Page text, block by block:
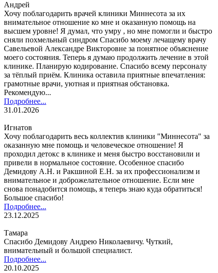
Андрей
Хочу поблагодарить врачей клиники Миннесота за их
внимательное отношение ко мне и оказанную помощь на
высшем уровне! Я думал, что умру , но мне помогли и быстро
сняли похмельный синдром Спасибо моему лечащему врачу
Савельевой Александре Викторовне за понятное объяснение
моего состояния. Теперь я думаю продолжить лечение в этой
клинике. Планирую кодирование. Спасибо всему персоналу
за тёплый приём. Клиника оставила приятные впечатления:
грамотные врачи, уютная и приятная обстановка.
Рекомендую...
Подробнее...
31.01.2026
Игнатов
Хочу поблагодарить весь коллектив клиники "Миннесота" за
оказанную мне помощь и человеческое отношение! Я
проходил детокс в клинике и меня быстро восстановили и
привели в нормальное состояние. Особенное спасибо
Демидову А.Н. и Ракшиной Е.Н. за их профессионализм и
внимательное и доброжелательное отношение. Если мне
снова понадобится помощь, я теперь знаю куда обратиться!
Большое спасибо!
Подробнее...
23.12.2025
Тамара
Спасибо Демидову Андрею Николаевичу. Чуткий,
внимательный и большой специалист.
Подробнее...
20.10.2025